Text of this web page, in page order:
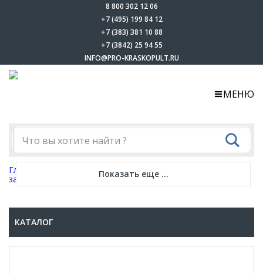
8 800 302 12 06
+7 (495) 199 84 12
+7 (383) 381 10 88
+7 (3842) 25 94 55
INFO@PRO-KRASKOPULT.RU
МЕНЮ
Показать еще ...
Главная Сварочное оборудование
зарядные устройства
КАТАЛОГ